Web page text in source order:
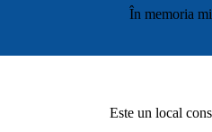
În memoria
Este un local